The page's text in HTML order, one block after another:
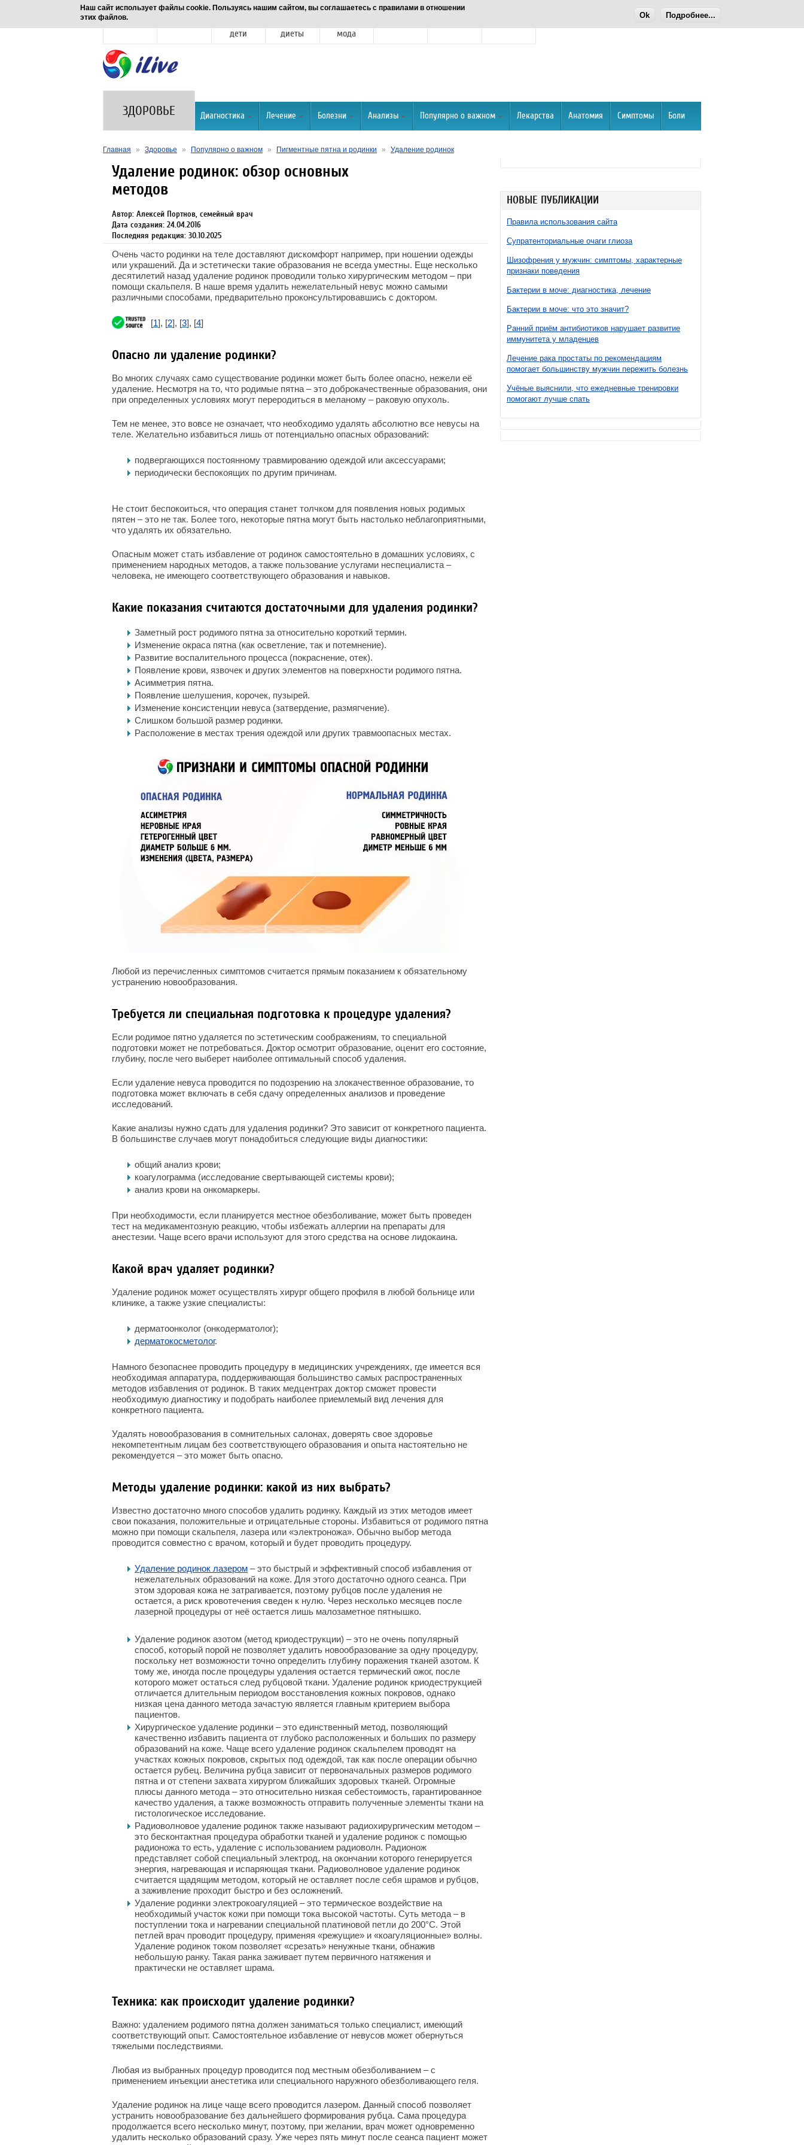
Наш сайт использует файлы cookie. Пользуясь нашим сайтом, вы соглашаетесь с правилами в отношении
этих файлов.
Ok Подробнее...
Новости
дети
диеты
мода
ЗДОРОВЬЕ Диагностика Лечение Болезни Анализы Популярно о важном Лекарства Анатомия Симптомы Боли
Главная » Здоровье » Популярно о важном » Пигментные пятна и родинки » Удаление родинок
НОВЫЕ ПУБЛИКАЦИИ
Правила использования сайта
Супратенториальные очаги глиоза
Шизофрения у мужчин: симптомы, характерные
признаки поведения
Бактерии в моче: диагностика, лечение
Бактерии в моче: что это значит?
Ранний приём антибиотиков нарушает развитие
иммунитета у младенцев
Лечение рака простаты по рекомендациям
помогает большинству мужчин пережить болезнь
Учёные выяснили, что ежедневные тренировки
помогают лучше спать
Удаление родинок: обзор основных
методов
Автор: Алексей Портнов, семейный врач
Дата создания: 24.04.2016
Последняя редакция: 30.10.2025
Очень часто родинки на теле доставляют дискомфорт например, при ношении одежды
или украшений. Да и эстетически такие образования не всегда уместны. Еще несколько
десятилетий назад удаление родинок проводили только хирургическим методом – при
помощи скальпеля. В наше время удалить нежелательный невус можно самыми
различными способами, предварительно проконсультировавшись с доктором.
[1], [2], [3], [4]
Опасно ли удаление родинки?
Во многих случаях само существование родинки может быть более опасно, нежели её
удаление. Несмотря на то, что родимые пятна – это доброкачественные образования, они
при определенных условиях могут переродиться в меланому – раковую опухоль.
Тем не менее, это вовсе не означает, что необходимо удалять абсолютно все невусы на
теле. Желательно избавиться лишь от потенциально опасных образований:
подвергающихся постоянному травмированию одеждой или аксессуарами;
периодически беспокоящих по другим причинам.
Не стоит беспокоиться, что операция станет толчком для появления новых родимых
пятен – это не так. Более того, некоторые пятна могут быть настолько неблагоприятными,
что удалять их обязательно.
Опасным может стать избавление от родинок самостоятельно в домашних условиях, с
применением народных методов, а также пользование услугами неспециалиста –
человека, не имеющего соответствующего образования и навыков.
Какие показания считаются достаточными для удаления родинки?
Заметный рост родимого пятна за относительно короткий термин.
Изменение окраса пятна (как осветление, так и потемнение).
Развитие воспалительного процесса (покраснение, отек).
Появление крови, язвочек и других элементов на поверхности родимого пятна.
Асимметрия пятна.
Появление шелушения, корочек, пузырей.
Изменение консистенции невуса (затвердение, размягчение).
Слишком большой размер родинки.
Расположение в местах трения одеждой или других травмоопасных местах.
Любой из перечисленных симптомов считается прямым показанием к обязательному
устранению новообразования.
Требуется ли специальная подготовка к процедуре удаления?
Если родимое пятно удаляется по эстетическим соображениям, то специальной
подготовки может не потребоваться. Доктор осмотрит образование, оценит его состояние,
глубину, после чего выберет наиболее оптимальный способ удаления.
Если удаление невуса проводится по подозрению на злокачественное образование, то
подготовка может включать в себя сдачу определенных анализов и проведение
исследований.
Какие анализы нужно сдать для удаления родинки? Это зависит от конкретного пациента.
В большинстве случаев могут понадобиться следующие виды диагностики:
общий анализ крови;
коагулограмма (исследование свертывающей системы крови);
анализ крови на онкомаркеры.
При необходимости, если планируется местное обезболивание, может быть проведен
тест на медикаментозную реакцию, чтобы избежать аллергии на препараты для
анестезии. Чаще всего врачи используют для этого средства на основе лидокаина.
Какой врач удаляет родинки?
Удаление родинок может осуществлять хирург общего профиля в любой больнице или
клинике, а также узкие специалисты:
дерматоонколог (онкодерматолог);
дерматокосметолог.
Намного безопаснее проводить процедуру в медицинских учреждениях, где имеется вся
необходимая аппаратура, поддерживающая большинство самых распространенных
методов избавления от родинок. В таких медцентрах доктор сможет провести
необходимую диагностику и подобрать наиболее приемлемый вид лечения для
конкретного пациента.
Удалять новообразования в сомнительных салонах, доверять свое здоровье
некомпетентным лицам без соответствующего образования и опыта настоятельно не
рекомендуется – это может быть опасно.
Методы удаление родинки: какой из них выбрать?
Известно достаточно много способов удалить родинку. Каждый из этих методов имеет
свои показания, положительные и отрицательные стороны. Избавиться от родимого пятна
можно при помощи скальпеля, лазера или «электроножа». Обычно выбор метода
проводится совместно с врачом, который и будет проводить процедуру.
Удаление родинок лазером – это быстрый и эффективный способ избавления от
нежелательных образований на коже. Для этого достаточно одного сеанса. При
этом здоровая кожа не затрагивается, поэтому рубцов после удаления не
остается, а риск кровотечения сведен к нулю. Через несколько месяцев после
лазерной процедуры от неё остается лишь малозаметное пятнышко.
Удаление родинок азотом (метод криодеструкции) – это не очень популярный
способ, который порой не позволяет удалить новообразование за одну процедуру,
поскольку нет возможности точно определить глубину поражения тканей азотом. К
тому же, иногда после процедуры удаления остается термический ожог, после
которого может остаться след рубцовой ткани. Удаление родинок криодеструкцией
отличается длительным периодом восстановления кожных покровов, однако
низкая цена данного метода зачастую является главным критерием выбора
пациентов.
Хирургическое удаление родинки – это единственный метод, позволяющий
качественно избавить пациента от глубоко расположенных и больших по размеру
образований на коже. Чаще всего удаление родинок скальпелем проводят на
участках кожных покровов, скрытых под одеждой, так как после операции обычно
остается рубец. Величина рубца зависит от первоначальных размеров родимого
пятна и от степени захвата хирургом ближайших здоровых тканей. Огромные
плюсы данного метода – это относительно низкая себестоимость, гарантированное
качество удаления, а также возможность отправить полученные элементы ткани на
гистологическое исследование.
Радиоволновое удаление родинок также называют радиохирургическим методом –
это бесконтактная процедура обработки тканей и удаление родинок с помощью
радионожа то есть, удаление с использованием радиоволн. Радионож
представляет собой специальный электрод, на окончании которого генерируется
энергия, нагревающая и испаряющая ткани. Радиоволновое удаление родинок
считается щадящим методом, который не оставляет после себя шрамов и рубцов,
а заживление проходит быстро и без осложнений.
Удаление родинки электрокоагуляцией – это термическое воздействие на
необходимый участок кожи при помощи тока высокой частоты. Суть метода – в
поступлении тока и нагревании специальной платиновой петли до 200°C. Этой
петлей врач проводит процедуру, применяя «режущие» и «коагуляционные» волны.
Удаление родинок током позволяет «срезать» ненужные ткани, обнажив
небольшую ранку. Такая ранка заживает путем первичного натяжения и
практически не оставляет шрама.
Техника: как происходит удаление родинки?
Важно: удалением родимого пятна должен заниматься только специалист, имеющий
соответствующий опыт. Самостоятельное избавление от невусов может обернуться
тяжелыми последствиями.
Любая из выбранных процедур проводится под местным обезболиванием – с
применением инъекции анестетика или специального наружного обезболивающего геля.
Удаление родинок на лице чаще всего проводится лазером. Данный способ позволяет
устранить новообразование без дальнейшего формирования рубца. Сама процедура
продолжается всего несколько минут, поэтому, при желании, врач может одновременно
удалить несколько образований сразу. Уже через пять минут после сеанса пациент может